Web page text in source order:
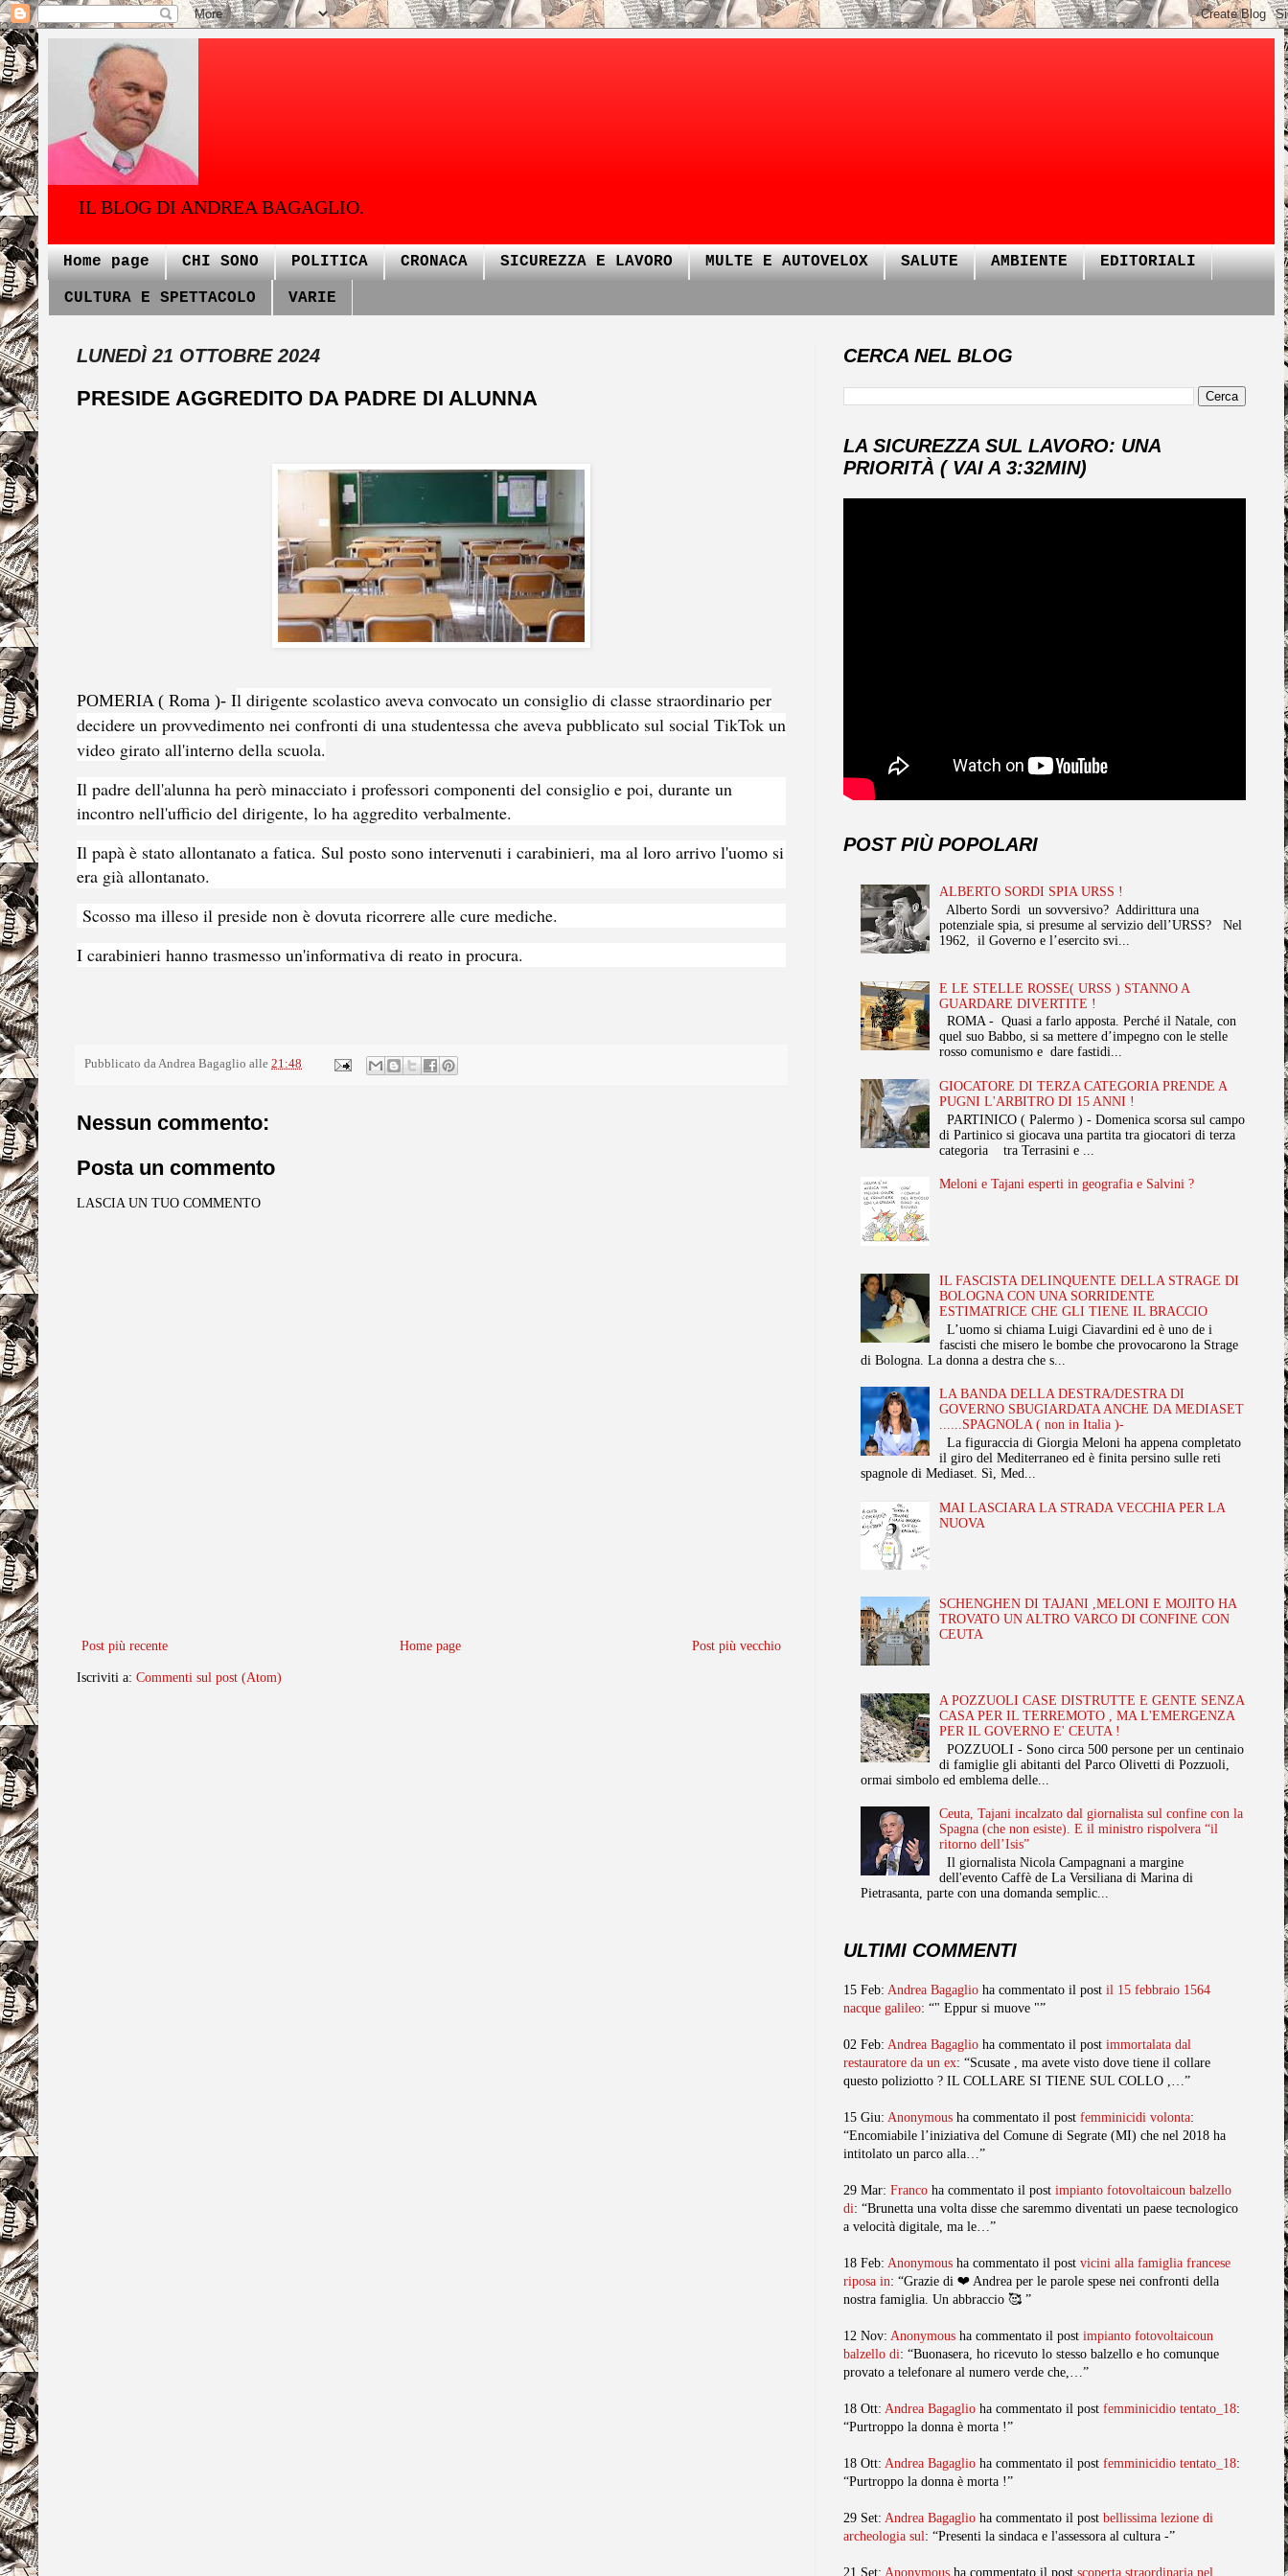
IL BLOG DI ANDREA BAGAGLIO.
Home page CHI SONO POLITICA CRONACA SICUREZZA E LAVORO MULTE E AUTOVELOX SALUTE AMBIENTE EDITORIALI
CULTURA E SPETTACOLO VARIE
LUNEDÌ 21 OTTOBRE 2024
PRESIDE AGGREDITO DA PADRE DI ALUNNA
POMERIA ( Roma )- Il dirigente scolastico aveva convocato un consiglio di classe straordinario per
decidere un provvedimento nei confronti di una studentessa che aveva pubblicato sul social TikTok un
video girato all'interno della scuola.
Il padre dell'alunna ha però minacciato i professori componenti del consiglio e poi, durante un
incontro nell'ufficio del dirigente, lo ha aggredito verbalmente.
Il papà è stato allontanato a fatica. Sul posto sono intervenuti i carabinieri, ma al loro arrivo l'uomo si
era già allontanato.
Scosso ma illeso il preside non è dovuta ricorrere alle cure mediche.
I carabinieri hanno trasmesso un'informativa di reato in procura.
Pubblicato daAndrea Bagaglio alle 21:48
Nessun commento:
Posta un commento
LASCIA UN TUO COMMENTO
Post più recente Post più vecchio
Home page
Iscriviti a: Commenti sul post (Atom)
CERCA NEL BLOG
LA SICUREZZA SUL LAVORO: UNA
PRIORITÀ ( VAI A 3:32MIN)
POST PIÙ POPOLARI
ALBERTO SORDI SPIA URSS !
Alberto Sordi un sovversivo? Addirittura una
potenziale spia, si presume al servizio dell’URSS? Nel
1962, il Governo e l’esercito svi...
E LE STELLE ROSSE( URSS ) STANNO A
GUARDARE DIVERTITE !
ROMA - Quasi a farlo apposta. Perché il Natale, con
quel suo Babbo, si sa mettere d’impegno con le stelle
rosso comunismo e dare fastidi...
GIOCATORE DI TERZA CATEGORIA PRENDE A
PUGNI L'ARBITRO DI 15 ANNI !
PARTINICO ( Palermo ) - Domenica scorsa sul campo
di Partinico si giocava una partita tra giocatori di terza
categoria tra Terrasini e ...
Meloni e Tajani esperti in geografia e Salvini ?
IL FASCISTA DELINQUENTE DELLA STRAGE DI
BOLOGNA CON UNA SORRIDENTE
ESTIMATRICE CHE GLI TIENE IL BRACCIO
L’uomo si chiama Luigi Ciavardini ed è uno de i
fascisti che misero le bombe che provocarono la Strage
di Bologna. La donna a destra che s...
LA BANDA DELLA DESTRA/DESTRA DI
GOVERNO SBUGIARDATA ANCHE DA MEDIASET
......SPAGNOLA ( non in Italia )-
La figuraccia di Giorgia Meloni ha appena completato
il giro del Mediterraneo ed è finita persino sulle reti
spagnole di Mediaset. Sì, Med...
MAI LASCIARA LA STRADA VECCHIA PER LA
NUOVA
SCHENGHEN DI TAJANI ,MELONI E MOJITO HA
TROVATO UN ALTRO VARCO DI CONFINE CON
CEUTA
A POZZUOLI CASE DISTRUTTE E GENTE SENZA
CASA PER IL TERREMOTO , MA L'EMERGENZA
PER IL GOVERNO E' CEUTA !
POZZUOLI - Sono circa 500 persone per un centinaio
di famiglie gli abitanti del Parco Olivetti di Pozzuoli,
ormai simbolo ed emblema delle...
Ceuta, Tajani incalzato dal giornalista sul confine con la
Spagna (che non esiste). E il ministro rispolvera “il
ritorno dell’Isis”
Il giornalista Nicola Campagnani a margine
dell'evento Caffè de La Versiliana di Marina di
Pietrasanta, parte con una domanda semplic...
ULTIMI COMMENTI
15 Feb: Andrea Bagaglio ha commentato il post il 15 febbraio 1564
nacque galileo: “" Eppur si muove "”
02 Feb: Andrea Bagaglio ha commentato il post immortalata dal
restauratore da un ex: “Scusate , ma avete visto dove tiene il collare
questo poliziotto ? IL COLLARE SI TIENE SUL COLLO ,…”
15 Giu: Anonymous ha commentato il post femminicidi volonta:
“Encomiabile l’iniziativa del Comune di Segrate (MI) che nel 2018 ha
intitolato un parco alla…”
29 Mar: Franco ha commentato il post impianto fotovoltaicoun balzello
di: “Brunetta una volta disse che saremmo diventati un paese tecnologico
a velocità digitale, ma le…”
18 Feb: Anonymous ha commentato il post vicini alla famiglia francese
riposa in: “Grazie di ❤️ Andrea per le parole spese nei confronti della
nostra famiglia. Un abbraccio 🥰 ”
12 Nov: Anonymous ha commentato il post impianto fotovoltaicoun
balzello di: “Buonasera, ho ricevuto lo stesso balzello e ho comunque
provato a telefonare al numero verde che,…”
18 Ott: Andrea Bagaglio ha commentato il post femminicidio tentato_18:
“Purtroppo la donna è morta !”
18 Ott: Andrea Bagaglio ha commentato il post femminicidio tentato_18:
“Purtroppo la donna è morta !”
29 Set: Andrea Bagaglio ha commentato il post bellissima lezione di
archeologia sul : “Presenti la sindaca e l'assessora al cultura -”
21 Set: Anonymous ha commentato il post scoperta straordinaria nel